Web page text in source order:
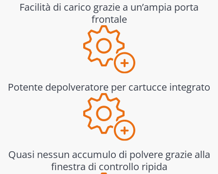
Facilità di carico grazie a un’ampia porta
frontale
Potente depolveratore per cartucce integrato
Quasi nessun accumulo di polvere grazie alla
finestra di controllo ripida